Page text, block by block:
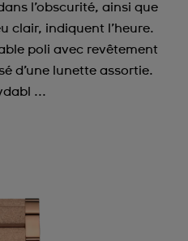
l’obscurité, ainsi que
clair, indiquent l’heure.
poli avec revêtement
d’une lunette assortie.
...